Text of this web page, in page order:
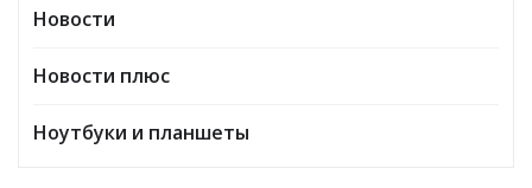
Новости
Новости плюс
Ноутбуки и планшеты